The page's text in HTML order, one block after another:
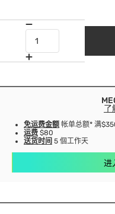
了
免运费金额 帐单总额* 满
运费 $80
送货时间 5 個工作天
进